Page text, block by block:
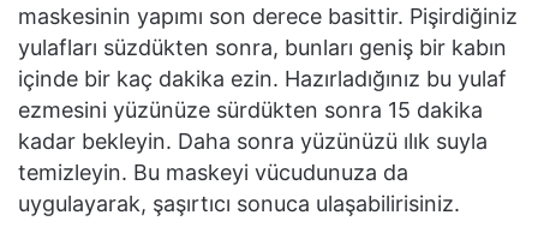
maskesinin yapımı son derece basittir. Pişirdiğiniz
yulafları süzdükten sonra, bunları geniş bir kabın
içinde bir kaç dakika ezin. Hazırladığınız bu yulaf
ezmesini yüzünüze sürdükten sonra 15 dakika
kadar bekleyin. Daha sonra yüzünüzü ılık suyla
temizleyin. Bu maskeyi vücudunuza da
uygulayarak, şaşırtıcı sonuca ulaşabilirisiniz.